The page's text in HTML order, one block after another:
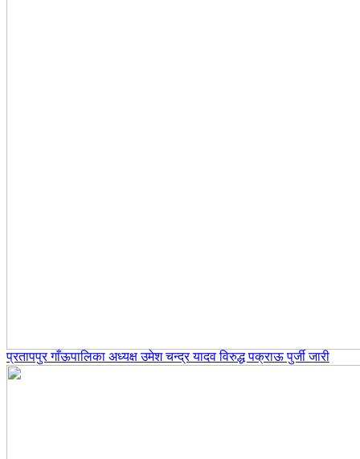
प्रतापपुर गाँऊपालिका अध्यक्ष उमेश चन्द्र यादव विरुद्ध पक्राऊ पुर्जी जारी